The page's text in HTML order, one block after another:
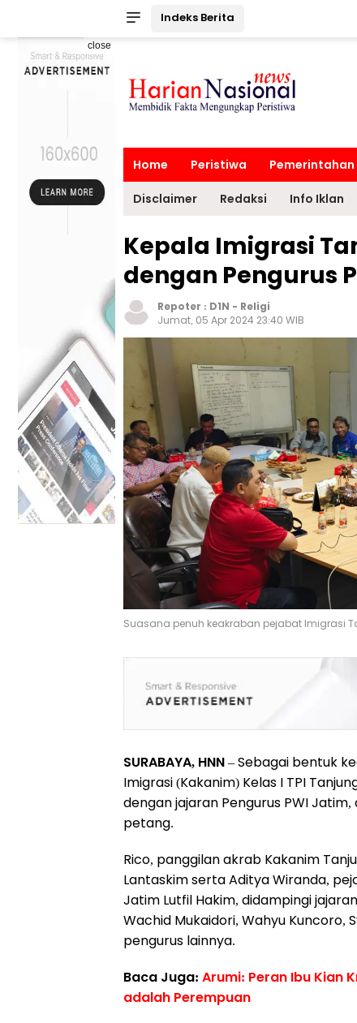
Indeks Berita
close
Home Peristiwa Pemerintahan
Disclaimer Redaksi Info Iklan
Kepala Imigrasi
dengan Pengurus
Repoter : D1N - Religi
Jumat, 05 Apr 2024 23:40 WIB
Suasana penuh keakraban pejabat Imigrasi
SURABAYA, HNN– Sebagai bentuk
Imigrasi (Kakanim) Kelas I TPI
dengan jajaran Pengurus PWI
petang.
Rico, panggilan akrab Kakanim
Lantaskim serta Aditya Wiranda,
Jatim Lutfil Hakim, didampingi
Wachid Mukaidori, Wahyu Kuncoro,
pengurus lainnya.
Baca Juga: Arumi: Peran Ibu Kian
adalah Perempuan